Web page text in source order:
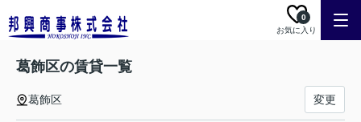
お気に入り
0
葛飾区の賃貸一覧
葛飾区 変更